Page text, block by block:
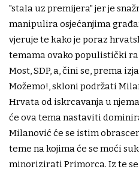
"stala uz premijera" jer je
manipulira osjećanjima
vjeruje te kako je poraz
temama ovako populistički
Most, SDP, a, čini se, prema
Možemo!, skloni podržati
Hrvata od iskrcavanja u
će ova tema nastaviti
Milanović će se istim
teme na kojima će se moći
minorizirati Primorca. Iz te